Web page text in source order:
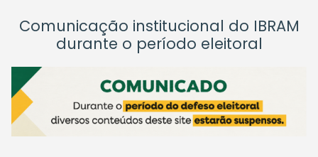
Comunicação institucional do IBRAM
durante o período eleitoral